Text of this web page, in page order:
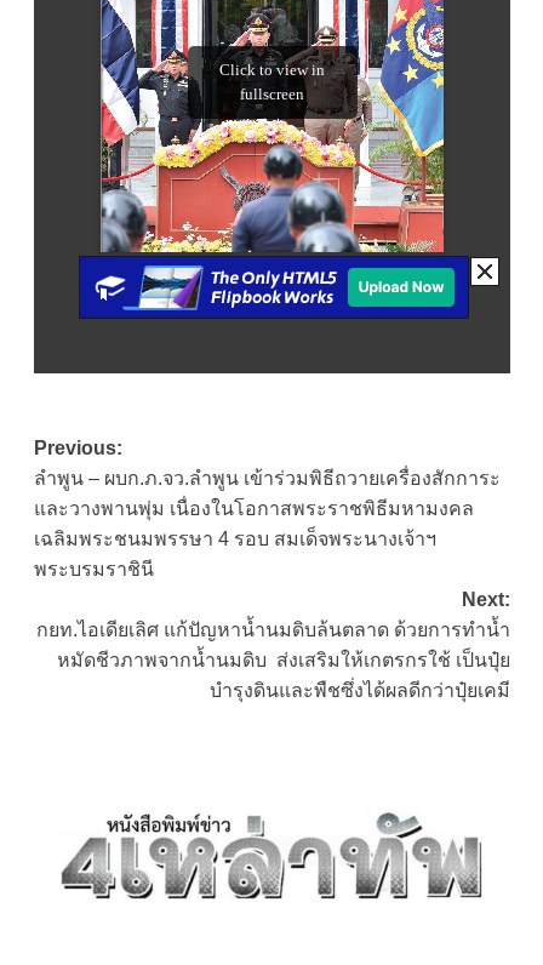
Post
navigation
Previous:
ลำพูน – ผบก.ภ.จว.ลำพูน เข้าร่วมพิธีถวายเครื่องสักการะ
และวางพานพุ่ม เนื่องในโอกาสพระราชพิธีมหามงคล
เฉลิมพระชนมพรรษา 4 รอบ สมเด็จพระนางเจ้าฯ
พระบรมราชินี
Next:
กยท.ไอเดียเลิศ แก้ปัญหาน้ำนมดิบล้นตลาด ด้วยการทำน้ำ
หมัดชีวภาพจากน้ำนมดิบ ส่งเสริมให้เกตรกรใช้ เป็นปุ๋ย
บำรุงดินและพืชซึ่งได้ผลดีกว่าปุ๋ยเคมี